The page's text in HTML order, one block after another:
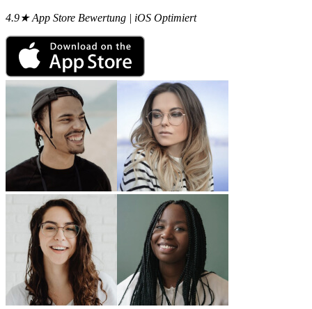
4.9★ App Store Bewertung | iOS Optimiert